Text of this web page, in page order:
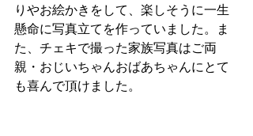
りやお絵かきをして、楽しそうに一生
懸命に写真立てを作っていました。ま
た、チェキで撮った家族写真はご両
親・おじいちゃんおばあちゃんにとて
も喜んで頂けました。